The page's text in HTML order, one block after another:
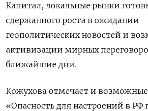
Капитал, локальные рынки
сдержанного роста в ожидании
геополитических новостей и
активизации мирных
ближайшие дни.
Кожухова отмечает и
«Опасность для настроений в